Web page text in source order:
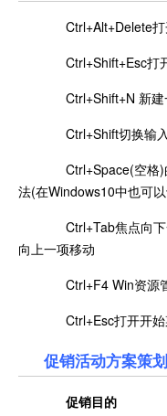
Ctrl+Alt+Delete打
Ctrl+Shift+Esc打
Ctrl+Shift+N 新建
Ctrl+Shift切换输入
Ctrl+Space(空格)
法(在Windows10中也可
Ctrl+Tab焦点向下
向上一项移动
Ctrl+F4 Win资源管
Ctrl+Esc打开开始
促销活动方案策
促销目的